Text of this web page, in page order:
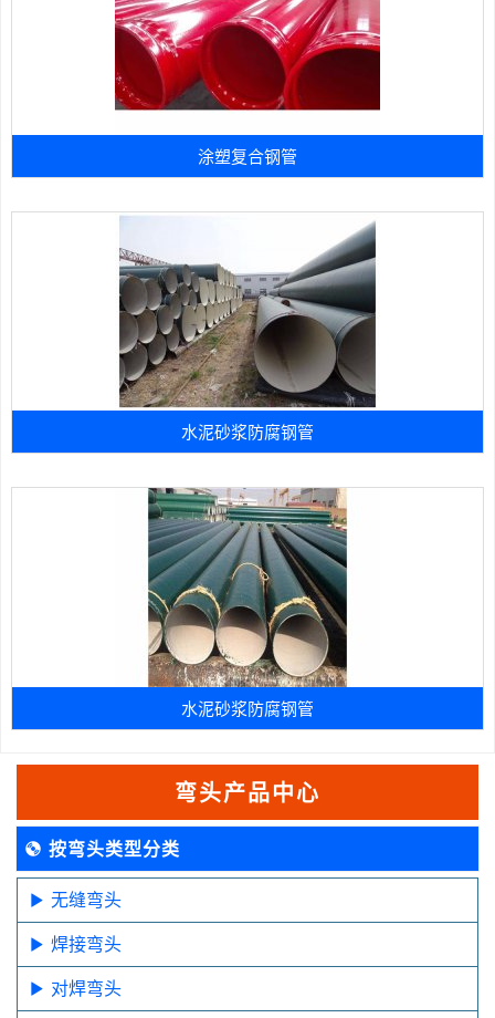
涂塑复合钢管
水泥砂浆防腐钢管
水泥砂浆防腐钢管
弯头产品中心
按弯头类型分类
无缝弯头
焊接弯头
对焊弯头